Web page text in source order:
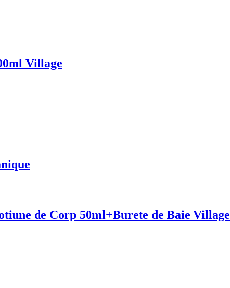
Village
de Corp 50ml+Burete de Baie Village